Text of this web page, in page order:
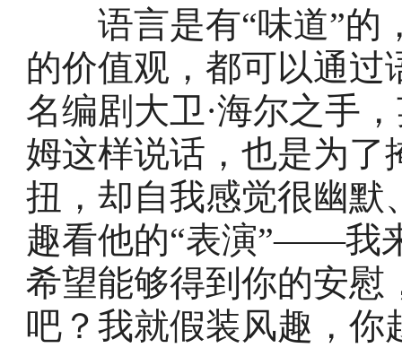
语言是有“味道”的
的价值观，都可以通
名编剧大卫·海尔之手
姆这样说话，也是为了
扭，却自我感觉很幽默
趣看他的“表演”——我
希望能够得到你的安慰
吧？我就假装风趣，你